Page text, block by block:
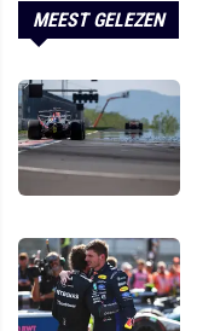
MEEST GELEZEN